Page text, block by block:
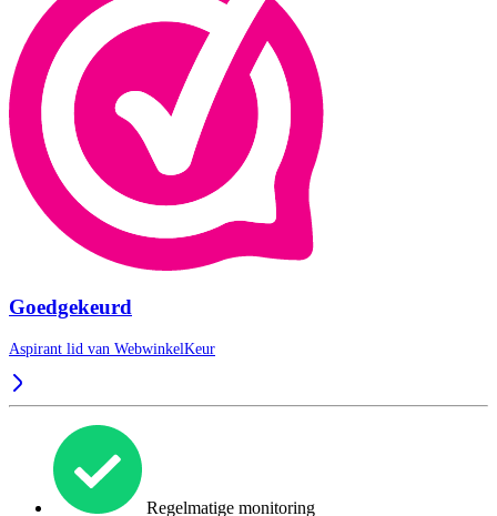
Goedgekeurd
Aspirant lid van WebwinkelKeur
Regelmatige monitoring